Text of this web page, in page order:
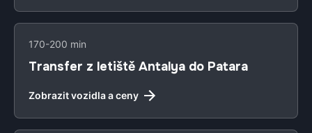
170-200 min
Transfer z letiště Antalya do Patara
Zobrazit vozidla a ceny